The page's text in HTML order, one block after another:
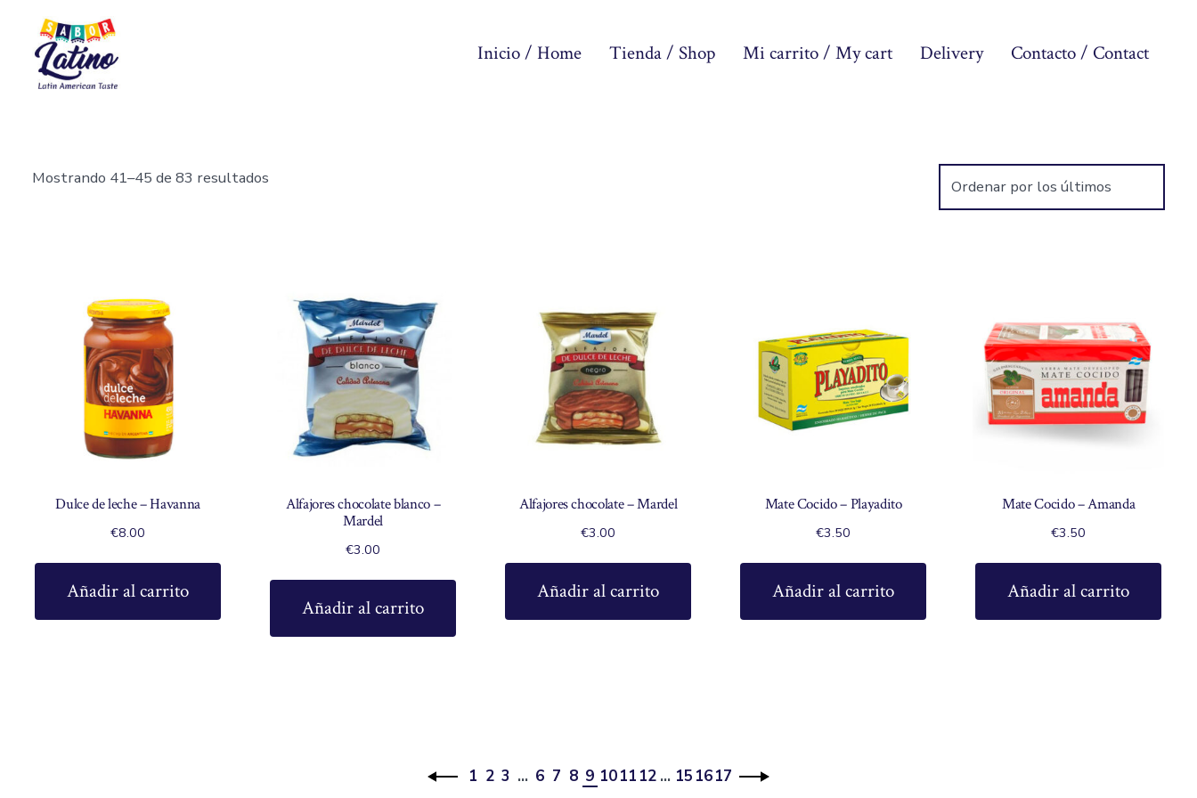
contenido
Inicio / Home Tienda / Shop Mi carrito / My cart Delivery Contacto / Contact
Mostrando 41–45 de 83 resultados
Dulce de leche – Havanna
€8.00
Añadir al carrito
Alfajores chocolate blanco –
Mardel
€3.00
Añadir al carrito
Alfajores chocolate – Mardel
€3.00
Añadir al carrito
Mate Cocido – Playadito
€3.50
Añadir al carrito
Mate Cocido – Amanda
€3.50
Añadir al carrito
1 2 3 … 6 7 8 9 1011 12 … 15 1617